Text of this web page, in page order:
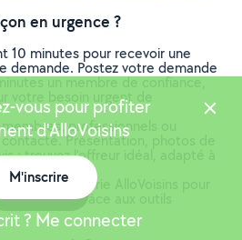
en urgence ?
10 minutes pour recevoir une
demande. Postez votre demande
un membre de confiance,
votre besoin urgent de
professionnels ou
Présentation, photos de
: trouvez l'offreur idéal, adapté à
budget.
la messagerie AlloVoisins pour
efficaces grâce aux outils
vous pour profiter
d'AlloVoisins
M'inscrire
? Me connecter